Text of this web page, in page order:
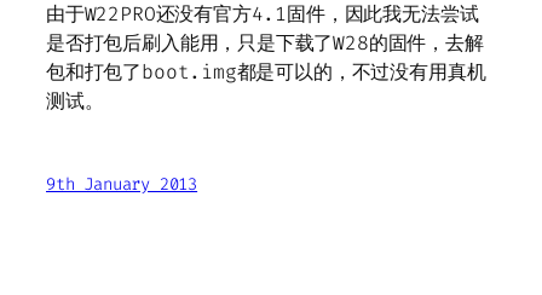
由于W22PRO还没有官方4.1固件，因此我无法尝试
是否打包后刷入能用，只是下载了W28的固件，去解
包和打包了boot.img都是可以的，不过没有用真机
测试。
9th January 2013